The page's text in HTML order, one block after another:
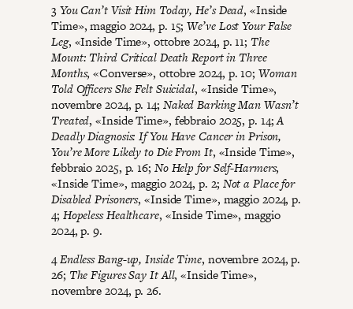
3You Can’t Visit Him Today, He’s Dead, «Inside
Time», maggio 2024, p. 15;We’ve Lost Your False
Leg, «Inside Time», ottobre 2024, p. 11; The
Mount: Third Critical Death Report in Three
Months, «Converse», ottobre 2024, p. 10; Woman
Told Officers She Felt Suicidal, «Inside Time»,
novembre 2024, p. 14; Naked Barking Man Wasn’t
Treated, «Inside Time», febbraio 2025, p. 14;A
Deadly Diagnosis: If You Have Cancer in Prison,
You’re More Likely to Die From It, «Inside Time»,
febbraio 2025, p. 16; No Help for Self-Harmers,
«Inside Time», maggio 2024, p. 2; Not a Place for
Disabled Prisoners, «Inside Time», maggio 2024, p.
4; Hopeless Healthcare, «Inside Time», maggio
2024, p. 9.
4Endless Bang-up, Inside Time, novembre 2024, p.
26; The Figures Say It All, «Inside Time»,
novembre 2024, p. 26.